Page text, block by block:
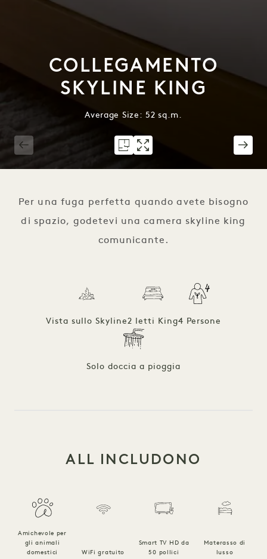
COLLEGAMENTO
SKYLINE KING
Average Size: 52 sq.m.
Per una fuga perfetta quando avete bisogno
di spazio, godetevi una camera skyline king
comunicante.
Vista sullo Skyline2 letti King4 Persone
Solo doccia a pioggia
ALL INCLUDONO
Amichevole per
gli animali
domestici
WiFi gratuito
Smart TV HD da
50 pollici
Materasso di
lusso